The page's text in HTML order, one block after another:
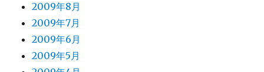
2009年8月
2009年7月
2009年6月
2009年5月